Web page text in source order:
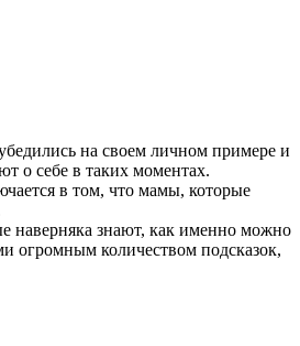
на своем личном примере и
о себе в таких моментах.
в том, что мамы, которые
наверняка знают, как именно можно
огромным количеством подсказок,